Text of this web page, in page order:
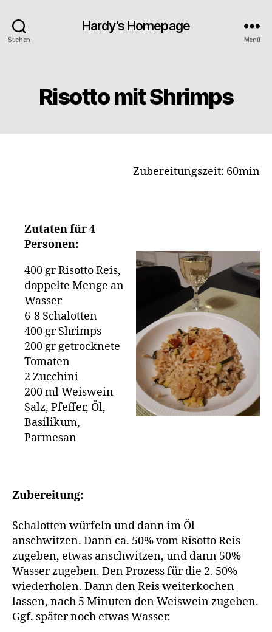
Suchen
Hardy's Homepage
Menü
Risotto mit Shrimps
Zubereitungszeit: 60min
Zutaten für 4
Personen:
400 gr Risotto Reis,
doppelte Menge an
Wasser
6-8 Schalotten
400 gr Shrimps
200 gr getrocknete
Tomaten
2 Zucchini
200 ml Weiswein
Salz, Pfeffer, Öl,
Basilikum,
Parmesan
Zubereitung:
Schalotten würfeln und dann im Öl
anschwitzen. Dann ca. 50% vom Risotto Reis
zugeben, etwas anschwitzen, und dann 50%
Wasser zugeben. Den Prozess für die 2. 50%
wiederholen. Dann den Reis weiterkochen
lassen, nach 5 Minuten den Weiswein zugeben.
Ggf. später noch etwas Wasser.